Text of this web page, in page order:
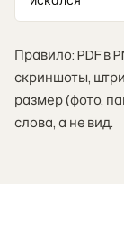
Правило: PDF в
скриншоты,
размер (фото,
слова, а не вид.